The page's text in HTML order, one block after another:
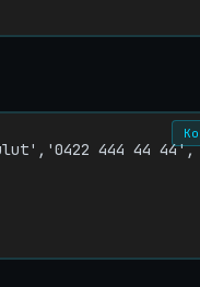
444 44 44',